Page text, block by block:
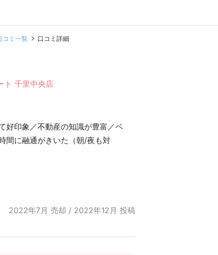
コミ一覧 口コミ詳細
ト 千里中央店
好印象／不動産の知識が豊富／ベ
間に融通がきいた（朝/夜も対
2022年7月 売却 / 2022年12月 投稿